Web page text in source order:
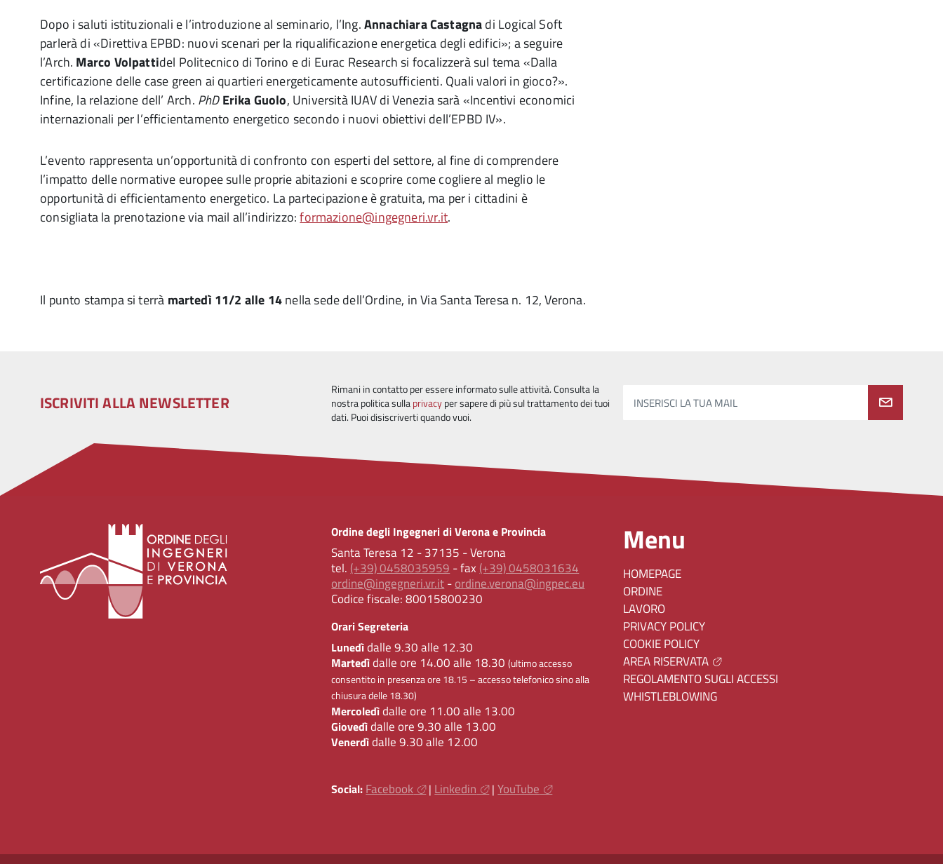
Dopo i saluti istituzionali e l’introduzione al seminario, l’Ing.Annachiara Castagnadi Logical Soft
parlerà di «Direttiva EPBD: nuovi scenari per la riqualificazione energetica degli edifici»; a seguire
l’Arch. Marco Volpattidel Politecnico di Torino e di Eurac Research si focalizzerà sul tema «Dalla
certificazione delle case green ai quartieri energeticamente autosufficienti. Quali valori in gioco?».
Infine, la relazione dell’ Arch. PhD Erika Guolo, Università IUAV di Venezia sarà «Incentivi economici
internazionali per l’efficientamento energetico secondo i nuovi obiettivi dell’EPBD IV».
L’evento rappresenta un’opportunità di confronto con esperti del settore, al fine di comprendere
l’impatto delle normative europee sulle proprie abitazioni e scoprire come cogliere al meglio le
opportunità di efficientamento energetico. La partecipazione è gratuita, ma per i cittadini è
consigliata la prenotazione via mail all’indirizzo:formazione@ingegneri.vr.it.
Il punto stampa si terrà martedì 11/2 alle 14nella sede dell’Ordine, in Via Santa Teresa n. 12, Verona.
ISCRIVITI ALLA NEWSLETTER
Rimani in contatto per essere informato sulle attività. Consulta la
nostra politica sullaprivacyper sapere di più sul trattamento dei tuoi
dati. Puoi disiscriverti quando vuoi.
INSERISCI LA TUA MAIL
Ordine degli Ingegneri di Verona e Provincia
Santa Teresa 12 - 37135 - Verona
tel. (+39) 0458035959 - fax (+39) 0458031634
ordine@ingegneri.vr.it-ordine.verona@ingpec.eu
Codice fiscale:80015800230
Orari Segreteria
Lunedìdalle 9.30 alle 12.30
Martedìdalle ore 14.00 alle 18.30(ultimo accesso
consentito in presenza ore 18.15 – accesso telefonico sino alla
chiusura delle 18.30)
Mercoledìdalle ore 11.00 alle 13.00
Giovedìdalle ore 9.30 alle 13.00
Venerdìdalle 9.30 alle 12.00
Social: Facebook | Linkedin |YouTube
Menu
HOMEPAGE
ORDINE
LAVORO
PRIVACY POLICY
COOKIE POLICY
AREA RISERVATA
REGOLAMENTO SUGLI ACCESSI
WHISTLEBLOWING